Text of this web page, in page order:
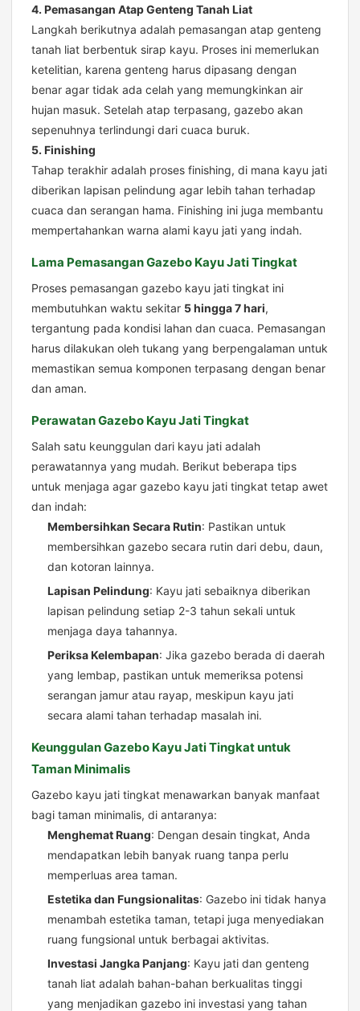
4. Pemasangan Atap Genteng Tanah Liat
Langkah berikutnya adalah pemasangan atap genteng
tanah liat berbentuk sirap kayu. Proses ini memerlukan
ketelitian, karena genteng harus dipasang dengan
benar agar tidak ada celah yang memungkinkan air
hujan masuk. Setelah atap terpasang, gazebo akan
sepenuhnya terlindungi dari cuaca buruk.
5. Finishing
Tahap terakhir adalah proses finishing, di mana kayu jati
diberikan lapisan pelindung agar lebih tahan terhadap
cuaca dan serangan hama. Finishing ini juga membantu
mempertahankan warna alami kayu jati yang indah.
Lama Pemasangan Gazebo Kayu Jati Tingkat
Proses pemasangan gazebo kayu jati tingkat ini
membutuhkan waktu sekitar 5 hingga 7 hari,
tergantung pada kondisi lahan dan cuaca. Pemasangan
harus dilakukan oleh tukang yang berpengalaman untuk
memastikan semua komponen terpasang dengan benar
dan aman.
Perawatan Gazebo Kayu Jati Tingkat
Salah satu keunggulan dari kayu jati adalah
perawatannya yang mudah. Berikut beberapa tips
untuk menjaga agar gazebo kayu jati tingkat tetap awet
dan indah:
Membersihkan Secara Rutin: Pastikan untuk
membersihkan gazebo secara rutin dari debu, daun,
dan kotoran lainnya.
Lapisan Pelindung: Kayu jati sebaiknya diberikan
lapisan pelindung setiap 2-3 tahun sekali untuk
menjaga daya tahannya.
Periksa Kelembapan: Jika gazebo berada di daerah
yang lembap, pastikan untuk memeriksa potensi
serangan jamur atau rayap, meskipun kayu jati
secara alami tahan terhadap masalah ini.
Keunggulan Gazebo Kayu Jati Tingkat untuk
Taman Minimalis
Gazebo kayu jati tingkat menawarkan banyak manfaat
bagi taman minimalis, di antaranya:
Menghemat Ruang: Dengan desain tingkat, Anda
mendapatkan lebih banyak ruang tanpa perlu
memperluas area taman.
Estetika dan Fungsionalitas: Gazebo ini tidak hanya
menambah estetika taman, tetapi juga menyediakan
ruang fungsional untuk berbagai aktivitas.
Investasi Jangka Panjang: Kayu jati dan genteng
tanah liat adalah bahan-bahan berkualitas tinggi
yang menjadikan gazebo ini investasi yang tahan